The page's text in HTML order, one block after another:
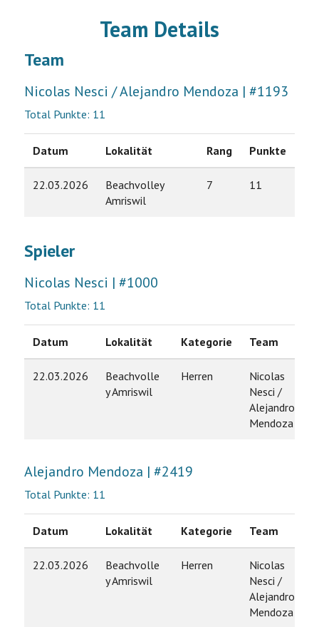
Team Details
Team
Nicolas Nesci / Alejandro Mendoza | #1193
Total Punkte: 11
Datum Lokalität Rang Punkte
22.03.2026
Beachvolley
Amriswil
7 11
Spieler
Nicolas Nesci | #1000
Total Punkte: 11
Datum Lokalität Kategorie Team
22.03.2026
Beachvolle
y Amriswil
Herren
Nicolas
Nesci /
Alejandro
Mendoza
Alejandro Mendoza | #2419
Total Punkte: 11
Datum Lokalität Kategorie Team
22.03.2026
Beachvolle
y Amriswil
Herren
Nicolas
Nesci /
Alejandro
Mendoza